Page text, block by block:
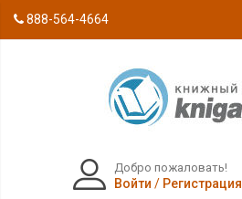
888-564-4664
Добро пожаловать!
Войти / Регистрация